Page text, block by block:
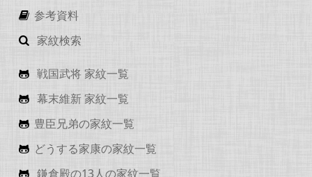
参考資料
家紋検索
戦国武将 家紋一覧
幕末維新 家紋一覧
豊臣兄弟の家紋一覧
どうする家康の家紋一覧
鎌倉殿の13人の家紋一覧